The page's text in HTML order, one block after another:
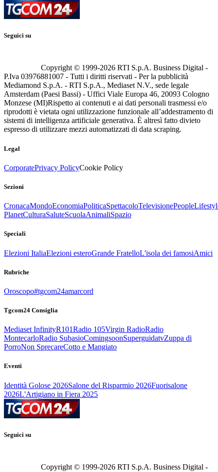
Seguici su
Copyright © 1999-2026 RTI S.p.A. Business Digital -
P.Iva 03976881007 - Tutti i diritti riservati - Per la pubblicità
Mediamond S.p.A. - RTI S.p.A., Mediaset N.V., sede legale
Amsterdam (Paesi Bassi) - Uffici Viale Europa 46, 20093 Cologno
Monzese (MI)Rispetto ai contenuti e ai dati personali trasmessi e/o
riprodotti è vietata ogni utilizzazione funzionale all’addestramento di
sistemi di intelligenza artificiale generativa. È altresì fatto divieto
espresso di utilizzare mezzi automatizzati di data scraping.
Legal
CorporatePrivacy PolicyCookie Policy
Sezioni
CronacaMondoEconomiaPoliticaSpettacoloTelevisionePeople
PlanetCulturaSaluteScuolaAnimaliSpazio
Speciali
Elezioni ItaliaElezioni esteroGrande FratelloL'isola dei famosiAmici
Rubriche
Oroscopo#tgcom24amarcord
Tgcom24 Consiglia
Mediaset InfinityR101Radio 105Virgin RadioRadio
MontecarloRadio SubasioComingsoonSuperguidatvZuppa di
PorroNon SprecareCotto e Mangiato
Eventi
Identità Golose 2026Salone del Risparmio 2026Fuorisalone
2026L'Artigiano in Fiera 2025
Seguici su
Copyright © 1999-2026 RTI S.p.A. Business Digital -